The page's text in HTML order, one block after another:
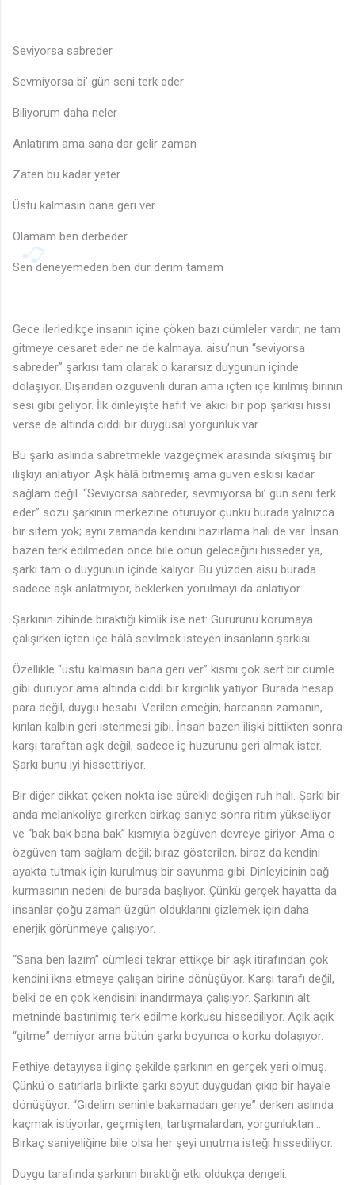
Seviyorsa sabreder
Sevmiyorsa bi’ gün seni terk eder
Biliyorum daha neler
Anlatırım ama sana dar gelir zaman
Zaten bu kadar yeter
Üstü kalmasın bana geri ver
Olamam ben derbeder
Sen deneyemeden ben dur derim tamam
Gece ilerledikçe insanın içine çöken bazı cümleler vardır; ne tam
gitmeye cesaret eder ne de kalmaya. aisu’nun “seviyorsa
sabreder” şarkısı tam olarak o kararsız duygunun içinde
dolaşıyor. Dışarıdan özgüvenli duran ama içten içe kırılmış birinin
sesi gibi geliyor. İlk dinleyişte hafif ve akıcı bir pop şarkısı hissi
verse de altında ciddi bir duygusal yorgunluk var.
Bu şarkı aslında sabretmekle vazgeçmek arasında sıkışmış bir
ilişkiyi anlatıyor. Aşk hâlâ bitmemiş ama güven eskisi kadar
sağlam değil. “Seviyorsa sabreder, sevmiyorsa bi’ gün seni terk
eder” sözü şarkının merkezine oturuyor çünkü burada yalnızca
bir sitem yok; aynı zamanda kendini hazırlama hali de var. İnsan
bazen terk edilmeden önce bile onun geleceğini hisseder ya,
şarkı tam o duygunun içinde kalıyor. Bu yüzden aisu burada
sadece aşk anlatmıyor, beklerken yorulmayı da anlatıyor.
Şarkının zihinde bıraktığı kimlik ise net: Gururunu korumaya
çalışırken içten içe hâlâ sevilmek isteyen insanların şarkısı.
Özellikle “üstü kalmasın bana geri ver” kısmı çok sert bir cümle
gibi duruyor ama altında ciddi bir kırgınlık yatıyor. Burada hesap
para değil, duygu hesabı. Verilen emeğin, harcanan zamanın,
kırılan kalbin geri istenmesi gibi. İnsan bazen ilişki bittikten sonra
karşı taraftan aşk değil, sadece iç huzurunu geri almak ister.
Şarkı bunu iyi hissettiriyor.
Bir diğer dikkat çeken nokta ise sürekli değişen ruh hali. Şarkı bir
anda melankoliye girerken birkaç saniye sonra ritim yükseliyor
ve “bak bak bana bak” kısmıyla özgüven devreye giriyor. Ama o
özgüven tam sağlam değil; biraz gösterilen, biraz da kendini
ayakta tutmak için kurulmuş bir savunma gibi. Dinleyicinin bağ
kurmasının nedeni de burada başlıyor. Çünkü gerçek hayatta da
insanlar çoğu zaman üzgün olduklarını gizlemek için daha
enerjik görünmeye çalışıyor.
“Sana ben lazım” cümlesi tekrar ettikçe bir aşk itirafından çok
kendini ikna etmeye çalışan birine dönüşüyor. Karşı tarafı değil,
belki de en çok kendisini inandırmaya çalışıyor. Şarkının alt
metninde bastırılmış terk edilme korkusu hissediliyor. Açık açık
“gitme” demiyor ama bütün şarkı boyunca o korku dolaşıyor.
Fethiye detayıysa ilginç şekilde şarkının en gerçek yeri olmuş.
Çünkü o satırlarla birlikte şarkı soyut duygudan çıkıp bir hayale
dönüşüyor. “Gidelim seninle bakamadan geriye” derken aslında
kaçmak istiyorlar; geçmişten, tartışmalardan, yorgunluktan…
Birkaç saniyeliğine bile olsa her şeyi unutma isteği hissediliyor.
Duygu tarafında şarkının bıraktığı etki oldukça dengeli:
♫